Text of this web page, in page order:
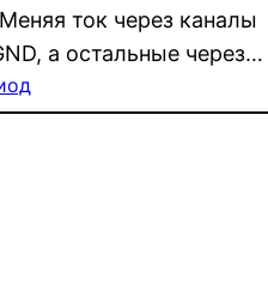
ток через каналы
а остальные через…